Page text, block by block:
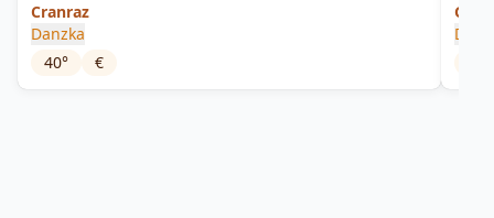
Cranraz
Danzka
40° €